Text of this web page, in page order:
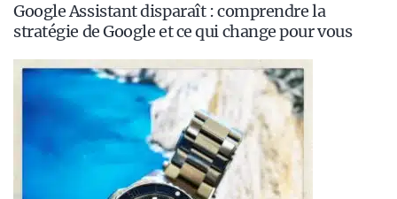
Google Assistant disparaît : comprendre la
stratégie de Google et ce qui change pour vous